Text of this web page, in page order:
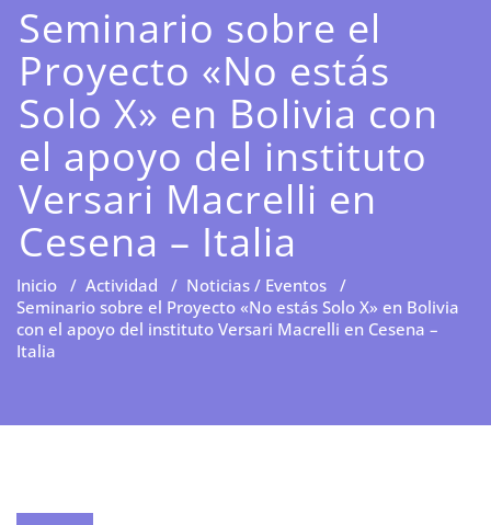
Seminario sobre el
Proyecto «No estás
Solo X» en Bolivia con
el apoyo del instituto
Versari Macrelli en
Cesena – Italia
Inicio / Actividad / Noticias / Eventos /
Seminario sobre el Proyecto «No estás Solo X» en Bolivia
con el apoyo del instituto Versari Macrelli en Cesena –
Italia